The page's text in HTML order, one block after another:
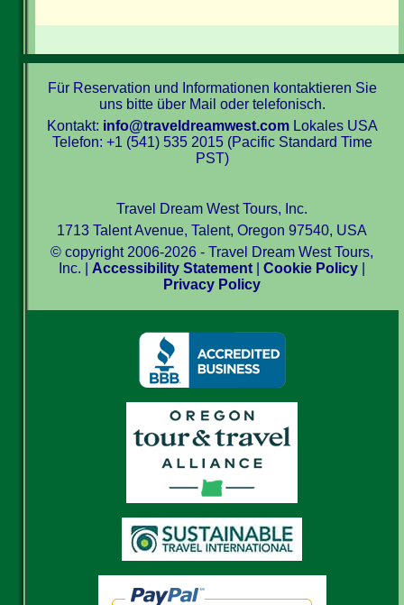
Für Reservation und Informationen kontaktieren Sie
uns bitte über Mail oder telefonisch.
Kontakt: info@traveldreamwest.comLokales USA
Telefon: +1 (541) 535 2015 (Pacific Standard Time
PST)
Travel Dream West Tours, Inc.
1713 Talent Avenue, Talent, Oregon 97540, USA
© copyright 2006-2026 - Travel Dream West Tours,
Inc. | Accessibility Statement |Cookie Policy
Privacy Policy